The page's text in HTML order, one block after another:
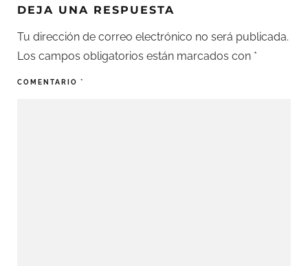
DEJA UNA RESPUESTA
Tu dirección de correo electrónico no será publicada.
Los campos obligatorios están marcados con *
COMENTARIO *